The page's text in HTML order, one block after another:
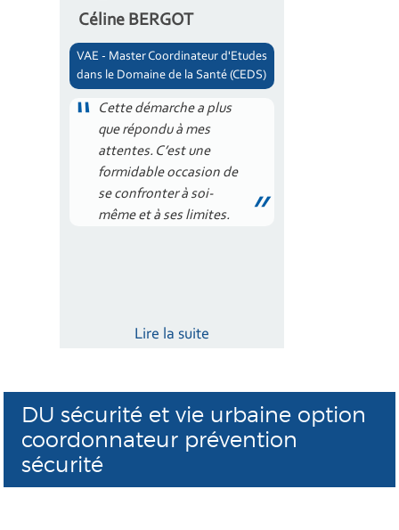
Céline BERGOT
VAE - Master Coordinateur d'Etudes
dans le Domaine de la Santé (CEDS)
Cette démarche a plus
que répondu à mes
attentes. C’est une
formidable occasion de
se confronter à soi-
même et à ses limites.
Lire la suite
DU sécurité et vie urbaine option
coordonnateur prévention
sécurité